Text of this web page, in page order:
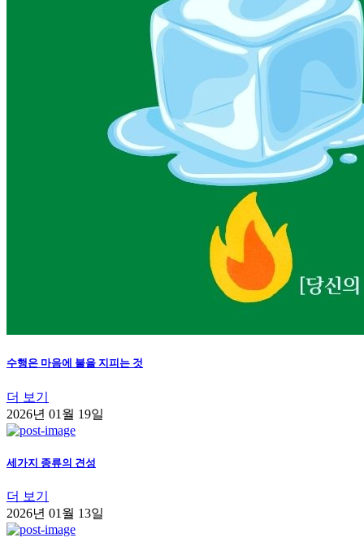
수행은 마음에 불을 지피는 것
더 보기
2026년 01월 19일
세가지 종류의 견성
더 보기
2026년 01월 13일